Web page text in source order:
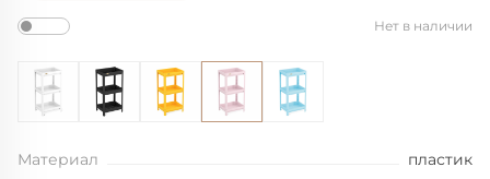
Нет в наличии
Материал
пластик